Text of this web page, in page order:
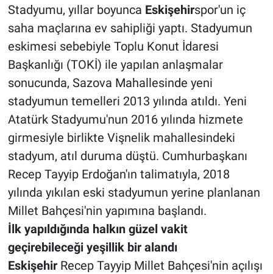
Stadyumu, yıllar boyunca Eskişehirspor'un iç
saha maçlarına ev sahipliği yaptı. Stadyumun
eskimesi sebebiyle Toplu Konut İdaresi
Başkanlığı (TOKİ) ile yapılan anlaşmalar
sonucunda, Sazova Mahallesinde yeni
stadyumun temelleri 2013 yılında atıldı. Yeni
Atatürk Stadyumu'nun 2016 yılında hizmete
girmesiyle birlikte Vişnelik mahallesindeki
stadyum, atıl duruma düştü. Cumhurbaşkanı
Recep Tayyip Erdoğan'ın talimatıyla, 2018
yılında yıkılan eski stadyumun yerine planlanan
Millet Bahçesi'nin yapımına başlandı.
İlk yapıldığında halkın güzel vakit
geçirebileceği yeşillik bir alandı
EskişehirRecep Tayyip Millet Bahçesi'nin açılışı